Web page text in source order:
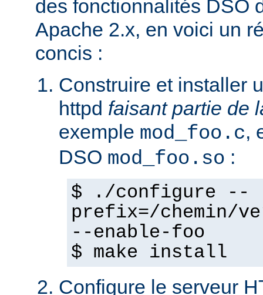
des fonctionnalités DSO
Apache 2.x, en voici un
concis :
Construire et installer
httpd faisant partie de
exemple mod_foo.c,
DSO mod_foo.so :
$ ./configure --
prefix=/chemin/
--enable-foo
$ make install
Configure le serveur